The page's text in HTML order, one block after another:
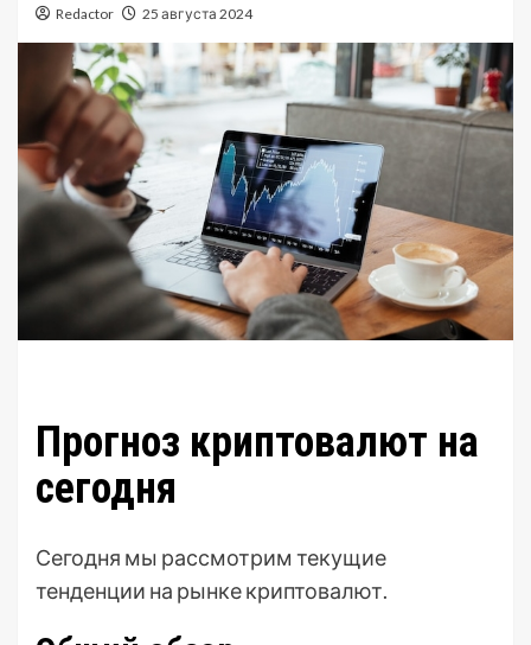
Redactor 25 августа 2024
Прогноз криптовалют на
сегодня
Сегодня мы рассмотрим текущие
тенденции на рынке криптовалют.